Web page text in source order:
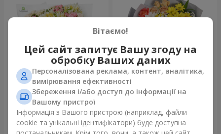
Букет "Хрещатик"
3 941 грн
Букет "Ми та літо"
1 554 грн
Вітаємо!
Цей сайт запитує Вашу згоду на
обробку Ваших даних
Персоналізована реклама, контент, аналітика,
вимірювання ефективності
Збереження і/або доступ до інформації на
Вашому пристрої
Інформація з Вашого пристрою (наприклад, файли
cookie та унікальні ідентифікатори) буде доступна